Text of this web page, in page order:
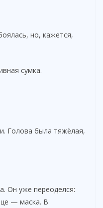
но, кажется,
сумка.
Голова была тяжёлая,
Он уже переоделся:
— маска. В